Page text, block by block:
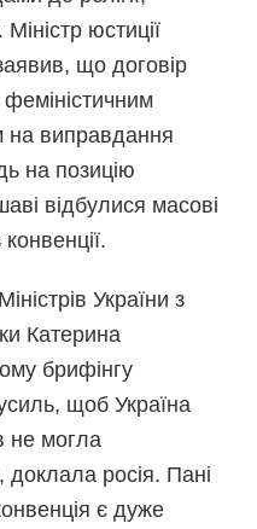
юстиції
що договір
на виправдання
на позицію
відбулися масові
України з
Катерина
брифінгу
щоб Україна
не могла
доклала росія. Пані
є дуже